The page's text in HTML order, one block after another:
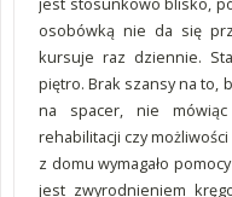
osobówką nie da się
kursuje raz dziennie.
piętro. Brak szansy na to,
na spacer, nie
rehabilitacji czy
z domu wymagało
jest zwyrodnieniem